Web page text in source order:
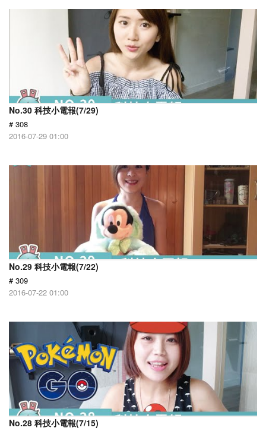
No.30 科技小電報(7/29)
# 308
2016-07-29 01:00
No.29 科技小電報(7/22)
# 309
2016-07-22 01:00
No.28 科技小電報(7/15)